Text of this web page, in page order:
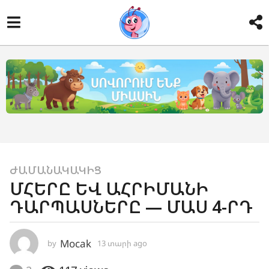
1
3
տ
ր
ի
ԺԱՄԱՆԱԿԱԿԻՑ
ՄՀԵՐԸ ԵՎ ԱՀՐԻՄԱՆԻ
ԴԱՐՊԱՍՆԵՐԸ — ՄԱՍ 4-ՐԴ
by Mocak 13 տարի ago